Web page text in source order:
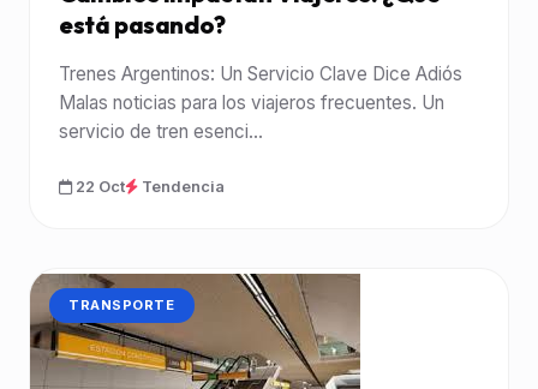
está pasando?
Trenes Argentinos: Un Servicio Clave Dice Adiós
Malas noticias para los viajeros frecuentes. Un
servicio de tren esenci...
22 Oct Tendencia
CATEGORÍA:
TRANSPORTE